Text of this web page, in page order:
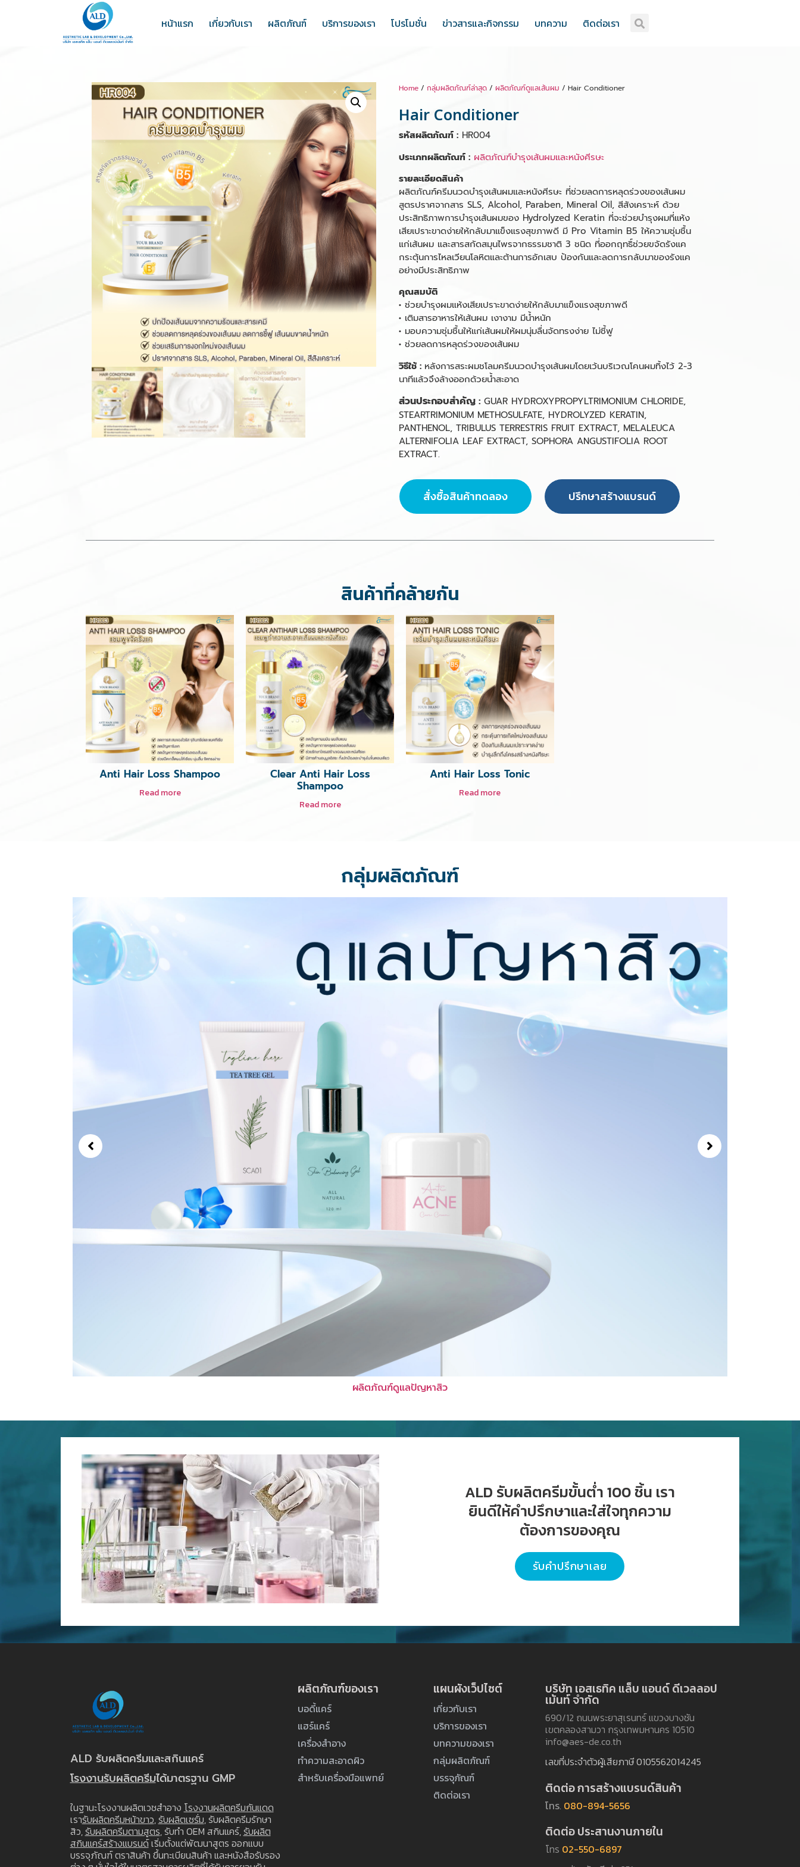
หน้าแรก เกี่ยวกับเรา ผลิตภัณฑ์ บริการของเรา โปรโมชั่น ข่าวสารและกิจกรรม บทความ ติดต่อเรา
Home/ กลุ่มผลิตภัณฑ์ล่าสุด/ ผลิตภัณฑ์ดูแลเส้นผม / Hair Conditioner
Hair Conditioner
รหัสผลิตภัณฑ์ :HR004
ประเภทผลิตภัณฑ์ : ผลิตภัณฑ์บำรุงเส้นผมและหนังศีรษะ
รายละเอียดสินค้า
ผลิตภัณฑ์ครีมนวดบำรุงเส้นผมและหนังศีรษะ ที่ช่วยลดการหลุดร่วงของเส้นผม
สูตรปราศจากสาร SLS, Alcohol, Paraben, Mineral Oil, สีสังเคราะห์ ด้วย
ประสิทธิภาพการบำรุงเส้นผมของ Hydrolyzed Keratin ที่จะช่วยบำรุงผมที่แห้ง
เสียเปราะขาดง่ายให้กลับมาแข็งแรงสุขภาพดี มี Pro Vitamin B5 ให้ความชุ่มชื้น
แก่เส้นผม และสารสกัดสมุนไพรจากธรรมชาติ 3 ชนิด ที่ออกฤทธิ์ช่วยขจัดรังแค
กระตุ้นการไหลเวียนโลหิตและต้านการอักเสบ ป้องกันและลดการกลับมาของรังแค
อย่างมีประสิทธิภาพ
คุณสมบัติ
•ช่วยบำรุงผมแห้งเสียเปราะขาดง่ายให้กลับมาแข็งแรงสุขภาพดี
•เติมสารอาหารให้เส้นผม เงางาม มีน้ำหนัก
•มอบความชุ่มชื้นให้แก่เส้นผมให้ผมนุ่มลื่นจัดทรงง่าย ไม่ชี้ฟู
•ช่วยลดการหลุดร่วงของเส้นผม
วิธีใช้ : หลังการสระผมชโลมครีมนวดบำรุงเส้นผมโดยเว้นบริเวณโคนผมทิ้งไว้ 2-3
นาทีแล้วจึงล้างออกด้วยน้ำสะอาด
ส่วนประกอบสำคัญ : GUAR HYDROXYPROPYLTRIMONIUM CHLORIDE,
STEARTRIMONIUM METHOSULFATE, HYDROLYZED KERATIN,
PANTHENOL, TRIBULUS TERRESTRIS FRUIT EXTRACT, MELALEUCA
ALTERNIFOLIA LEAF EXTRACT, SOPHORA ANGUSTIFOLIA ROOT
EXTRACT.
สั่งซื้อสินค้าทดลอง ปรึกษาสร้างแบรนด์
สินค้าที่คล้ายกัน
Anti Hair Loss Shampoo
Read more
Clear Anti Hair Loss
Shampoo
Read more
Anti Hair Loss Tonic
Read more
กลุ่มผลิตภัณฑ์
ผลิตภัณฑ์ดูแลปัญหาสิว
ALD รับผลิตครีมขั้นต่ำ 100 ชิ้น เรา
ยินดีให้คำปรึกษาและใส่ใจทุกความ
ต้องการของคุณ
รับคำปรึกษาเลย
ALD รับผลิตครีมและสกินแคร์
โรงงานรับผลิตครีมได้มาตรฐาน GMP
ในฐานะโรงงานผลิตเวชสำอาง โรงงานผลิตครีมกันแดด
เรารับผลิตครีมหน้าขาว,รับผลิตเซรั่ม, รับผลิตครีมรักษา
สิว,รับผลิตครีมตามสูตร, รับทำ OEM สกินแคร์,รับผลิต
สกินแคร์สร้างแบรนด์เริ่มตั้งแต่พัฒนาสูตร ออกแบบ
บรรจุภัณฑ์ ตราสินค้า ขึ้นทะเบียนสินค้า และหนังสือรับรอง
ผลิตภัณฑ์ของเรา
บอดี้แคร์
แฮร์แคร์
เครื่องสำอาง
ทำความสะอาดผิว
สำหรับเครื่องมือแพทย์
แผนผังเว็ปไซต์
เกี่ยวกับเรา
บริการของเรา
บทความของเรา
กลุ่มผลิตภัณฑ์
บรรจุภัณฑ์
ติดต่อเรา
บริษัท เอสเธทิค แล็บ แอนด์ ดีเวลลอป
เม้นท์ จำกัด
690/12 ถนนพระยาสุเรนทร์ แขวงบางชัน
เขตคลองสามวา กรุงเทพมหานคร 10510
info@aes-de.co.th
เลขที่ประจำตัวผู้เสียภาษี 0105562014245
ติดต่อ การสร้างแบรนด์สินค้า
โทร. 080-894-5656
ติดต่อ ประสานงานภายใน
โทร 02-550-6897